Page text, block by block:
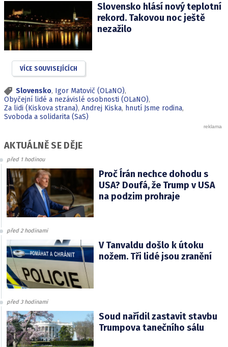
Slovensko hlásí nový teplotní
rekord. Takovou noc ještě
nezažilo
VÍCE SOUVISEJÍCÍCH
Slovensko, Igor Matovič (OLaNO),
Obyčejní lidé a nezávislé osobnosti (OLaNO),
Za lidi (Kiskova strana), Andrej Kiska, hnutí Jsme rodina,
Svoboda a solidarita (SaS)
AKTUÁLNĚ SE DĚJE
před 1 hodinou
Proč Írán nechce dohodu s
USA? Doufá, že Trump v USA
na podzim prohraje
před 2 hodinami
V Tanvaldu došlo k útoku
nožem. Tři lidé jsou zranění
před 3 hodinami
Soud nařídil zastavit stavbu
Trumpova tanečního sálu